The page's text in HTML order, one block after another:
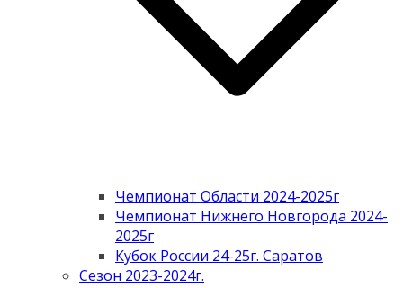
Чемпионат Области 2024-2025г
Чемпионат Нижнего Новгорода 2024-
2025г
Кубок России 24-25г. Саратов
Сезон 2023-2024г.